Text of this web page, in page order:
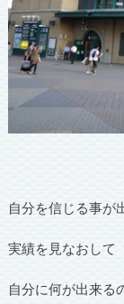
自分を信じる事が
実績を見なおして
自分に何が出来る